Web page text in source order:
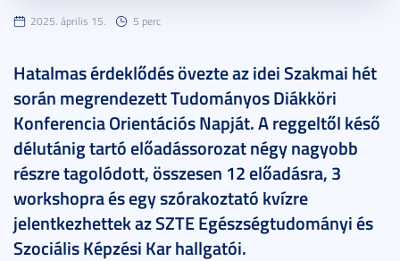
2025. április 15. 5 perc
Hatalmas érdeklődés övezte az idei Szakmai hét
során megrendezett Tudományos Diákköri
Konferencia Orientációs Napját. A reggeltől késő
délutánig tartó előadássorozat négy nagyobb
részre tagolódott, összesen 12 előadásra, 3
workshopra és egy szórakoztató kvízre
jelentkezhettek az SZTE Egészségtudományi és
Szociális Képzési Kar hallgatói.